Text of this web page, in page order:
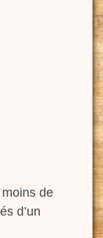
de
d’un